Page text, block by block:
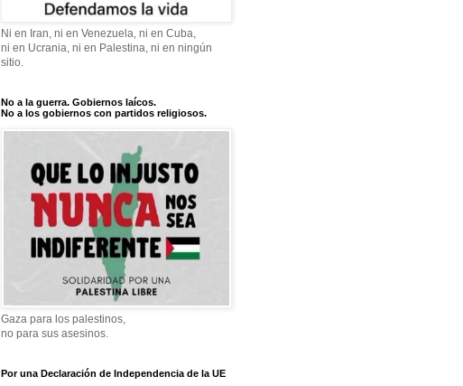
Ni en Iran, ni en Venezuela, ni en Cuba,
ni en Ucrania, ni en Palestina, ni en ningún
sitio.
No a la guerra. Gobiernos laícos.
No a los gobiernos con partidos religiosos.
Gaza para los palestinos,
no para sus asesinos.
Por una Declaración de Independencia de la UE